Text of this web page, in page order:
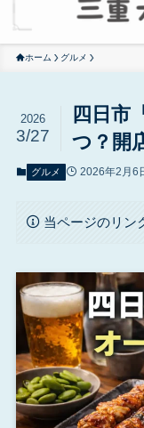
ホーム グルメ
四日市
つ？開
2026
3/27
グルメ 2026年2月6
当ページのリン